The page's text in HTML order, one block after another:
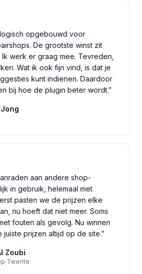
opgebouwd voor
De grootste winst zit
werk er graag mee. Tevreden,
Wat ik ook fijn vind, is dat je
kunt indienen. Daardoor
bij hoe de plugin beter wordt.”
aan andere shop-
in gebruik, helemaal met
pasten we de prijzen elke
nu hoeft dat niet meer. Soms
fouten als gevolg. Nu winnen
juiste prijzen altijd op de site.”
Zoubi
Twente